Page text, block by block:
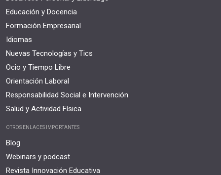
Educación y Docencia
Formación Empresarial
Idiomas
Nuevas Tecnologías y Tics
Ocio y Tiempo Libre
Orientación Laboral
Responsabilidad Social e Intervención
Salud y Actividad Física
OTROS ENLACES IMPORTANTES
Blog
Webinars y podcast
Revista Innovación Educativa